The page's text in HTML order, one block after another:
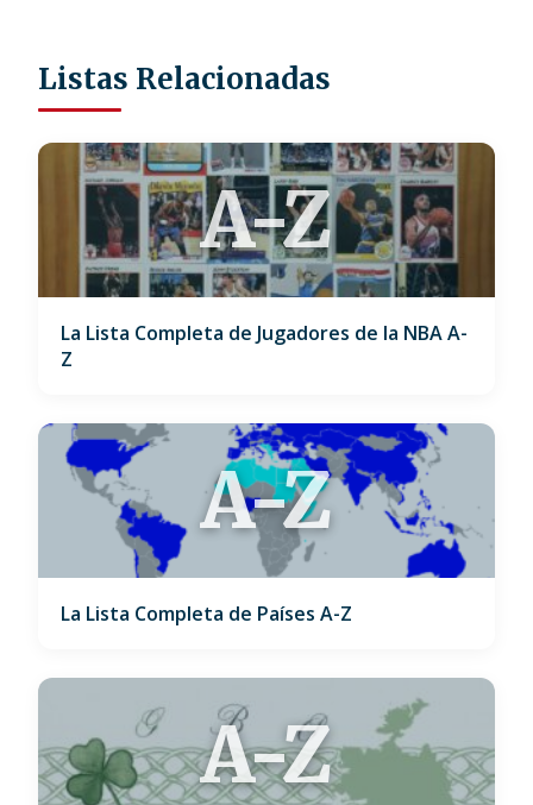
Listas Relacionadas
A-Z
La Lista Completa de Jugadores de la NBA A-
Z
A-Z
La Lista Completa de Países A-Z
A-Z